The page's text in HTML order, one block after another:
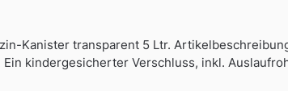
Kanister transparent 5 Ltr.
kindergesicherter Verschluss, inkl.